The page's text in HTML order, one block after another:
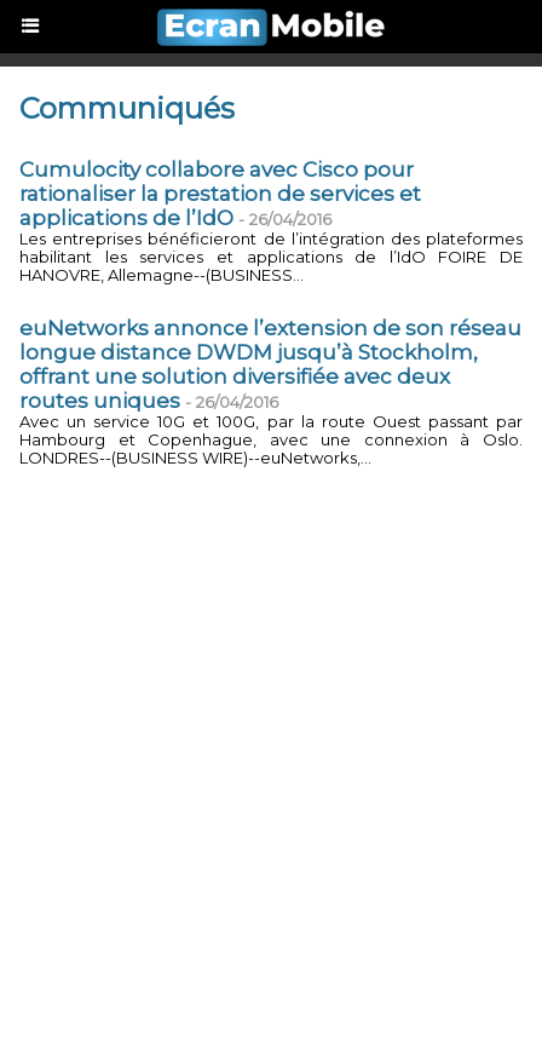
Communiqués
Cumulocity collabore avec Cisco pour
rationaliser la prestation de services et
applications de l’IdO - 26/04/2016
Les entreprises bénéficieront de l’intégration des plateformes
habilitant les services et applications de l’IdO FOIRE DE
HANOVRE, Allemagne--(BUSINESS...
euNetworks annonce l’extension de son réseau
longue distance DWDM jusqu’à Stockholm,
offrant une solution diversifiée avec deux
routes uniques - 26/04/2016
Avec un service 10G et 100G, par la route Ouest passant par
Hambourg et Copenhague, avec une connexion à Oslo.
LONDRES--(BUSINESS WIRE)--euNetworks,...